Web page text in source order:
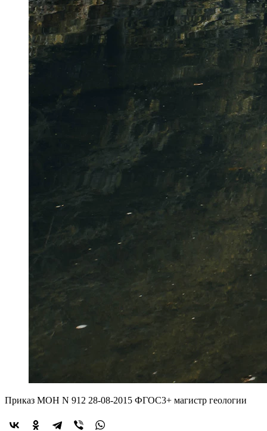
Приказ МОН N 912 28-08-2015 ФГОС3+ магистр геологии